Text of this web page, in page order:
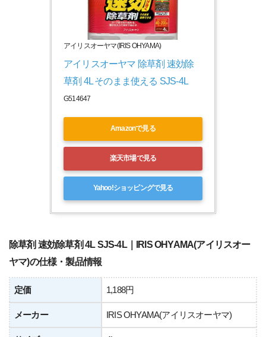
アイリスオーヤマ(IRIS OHYAMA)
アイリスオーヤマ 除草剤 速効除
草剤 4L そのまま使える SJS-4L
G514647
Amazonで見る
楽天市場で見る
Yahoo!ショッピングで見る
除草剤 速効除草剤 4L SJS-4L｜IRIS OHYAMA(アイリスオー
ヤマ)の仕様・製品情報
定価 1,188円
メーカー IRIS OHYAMA(アイリスオーヤマ)